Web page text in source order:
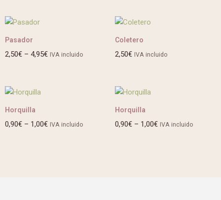
Pasador
2,50€ – 4,95€ IVA incluido
Coletero
2,50€ IVA incluido
Horquilla
0,90€ – 1,00€ IVA incluido
Horquilla
0,90€ – 1,00€ IVA incluido